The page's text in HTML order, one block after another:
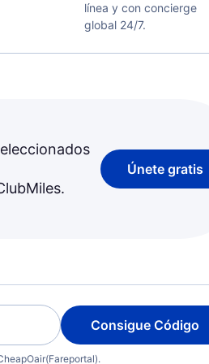
línea y con concierge
global 24/7.
Únete gratis
Consigue Código